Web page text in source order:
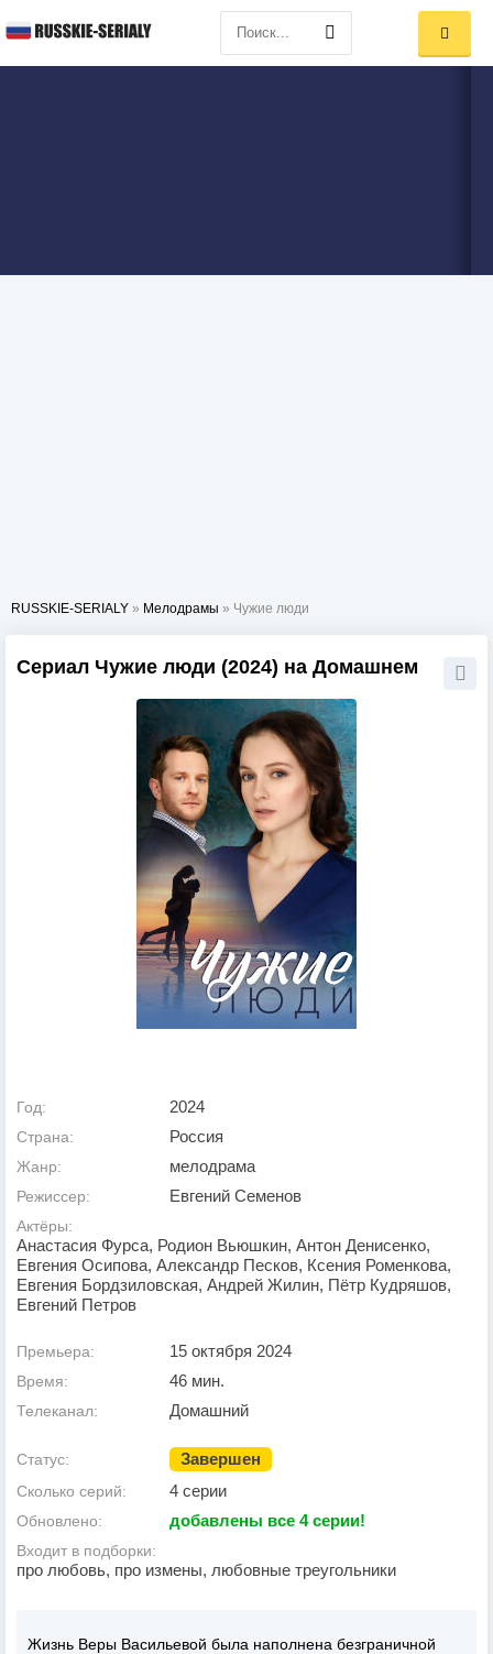
RUSSKIE-SERIALY » Мелодрамы » Чужие люди
Сериал Чужие люди (2024) на Домашнем
Год: 2024
Страна: Россия
Жанр: мелодрама
Режиссер: Евгений Семенов
Актёры:
Анастасия Фурса, Родион Вьюшкин, Антон Денисенко,
Евгения Осипова, Александр Песков, Ксения Роменкова,
Евгения Бордзиловская, Андрей Жилин, Пётр Кудряшов,
Евгений Петров
Премьера: 15 октября 2024
Время: 46 мин.
Телеканал: Домашний
Статус: Завершен
Сколько серий: 4 серии
Обновлено: добавлены все 4 серии!
Входит в подборки:
про любовь, про измены, любовные треугольники
Жизнь Веры Васильевой была наполнена безграничной